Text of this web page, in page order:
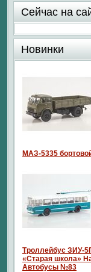
Сейчас на
Новинки
МАЗ-5335
Троллейбус ЗИУ-
«Старая школа»
Автобусы №83